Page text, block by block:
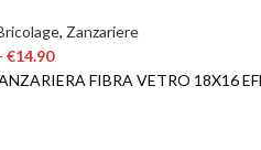
, Zanzariere
€14.90
FIBRA VETRO 18X16